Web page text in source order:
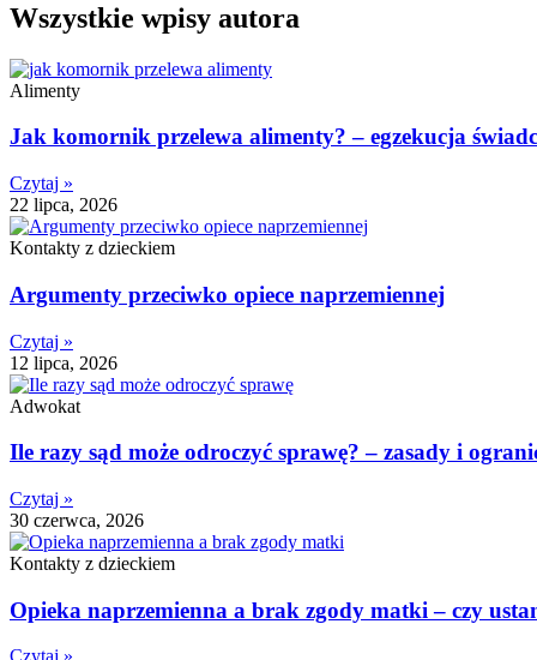
Wszystkie wpisy autora
Alimenty
Jak komornik przelewa alimenty? – egzekucja
Czytaj »
22 lipca, 2026
Kontakty z dzieckiem
Argumenty przeciwko opiece naprzemiennej
Czytaj »
12 lipca, 2026
Adwokat
Ile razy sąd może odroczyć sprawę? – zasady i
Czytaj »
30 czerwca, 2026
Kontakty z dzieckiem
Opieka naprzemienna a brak zgody matki – czy